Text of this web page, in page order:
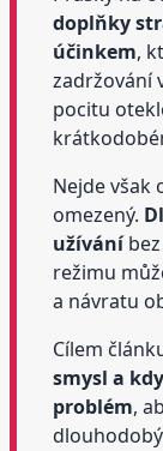
doplňky
účinkem,
zadržování
pocitu
Nejde však
omezený.
užíváníbez
režimu
a návratu
Cílem
smysl a
problém,